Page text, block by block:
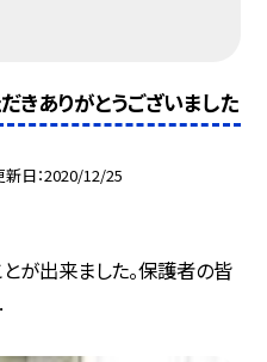
きありがとうございました
新日 2020/12/25
が出来ました。保護者の皆